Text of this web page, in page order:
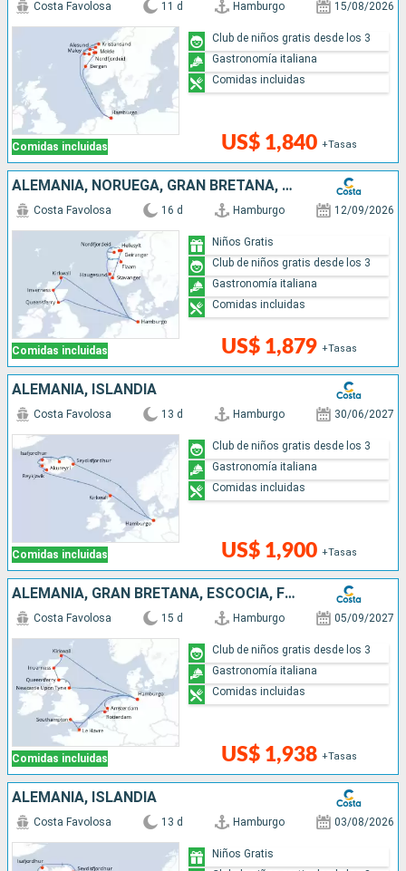
Comidas incluidas
Costa Favolosa 11 d Hamburgo 15/08/2026
US$ 1,840 +Tasas
Club de niños gratis desde los 3
Gastronomía italiana
Comidas incluidas
ALEMANIA, NORUEGA, GRAN BRETAÑA, ESCOCIA
Comidas incluidas
Costa Favolosa 16 d Hamburgo 12/09/2026
US$ 1,879 +Tasas
Niños Gratis
Club de niños gratis desde los 3
Gastronomía italiana
Comidas incluidas
ALEMANIA, ISLANDIA
Comidas incluidas
Costa Favolosa 13 d Hamburgo 30/06/2027
US$ 1,900 +Tasas
Club de niños gratis desde los 3
Gastronomía italiana
Comidas incluidas
ALEMANIA, GRAN BRETAÑA, ESCOCIA, FRANCIA, HOLANDA
Comidas incluidas
Costa Favolosa 15 d Hamburgo 05/09/2027
US$ 1,938 +Tasas
Club de niños gratis desde los 3
Gastronomía italiana
Comidas incluidas
ALEMANIA, ISLANDIA
Costa Favolosa 13 d Hamburgo 03/08/2026
Niños Gratis